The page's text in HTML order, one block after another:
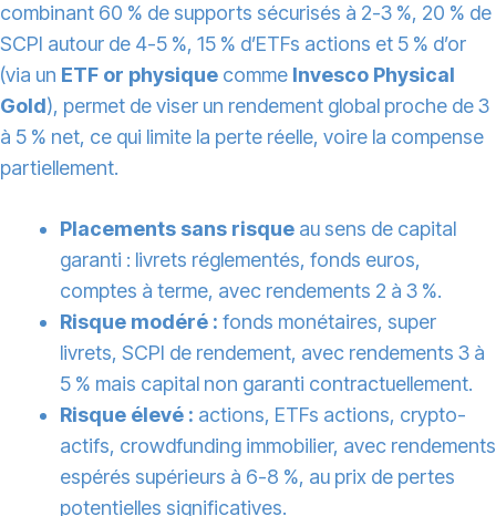
combinant 60 % de supports sécurisés à 2-3 %, 20 % de
SCPI autour de 4-5 %, 15 % d’ETFs actions et 5 % d’or
(via un ETF or physique comme Invesco Physical
Gold), permet de viser un rendement global proche de 3
à 5 % net, ce qui limite la perte réelle, voire la compense
partiellement.
Placements sans risque au sens de capital
garanti : livrets réglementés, fonds euros,
comptes à terme, avec rendements 2 à 3 %.
Risque modéré : fonds monétaires, super
livrets, SCPI de rendement, avec rendements 3 à
5 % mais capital non garanti contractuellement.
Risque élevé : actions, ETFs actions, crypto-
actifs, crowdfunding immobilier, avec rendements
espérés supérieurs à 6-8 %, au prix de pertes
potentielles significatives.